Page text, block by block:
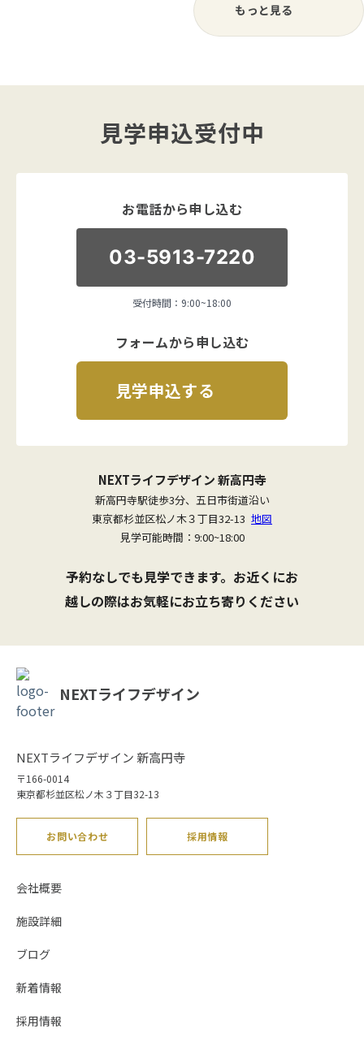
もっと見る
見学申込受付中
お電話から申し込む
03-5913-7220
受付時間：9:00~18:00
フォームから申し込む
見学申込する
NEXTライフデザイン 新高円寺
新高円寺駅徒歩3分、五日市街道沿い
東京都杉並区松ノ木３丁目32-13 地図
見学可能時間：9:00~18:00
予約なしでも見学できます。お近くにお
越しの際はお気軽にお立ち寄りください
NEXTライフデザイン
NEXTライフデザイン 新高円寺
〒166-0014
東京都杉並区松ノ木３丁目32-13
お問い合わせ 採用情報
会社概要
施設詳細
ブログ
新着情報
採用情報